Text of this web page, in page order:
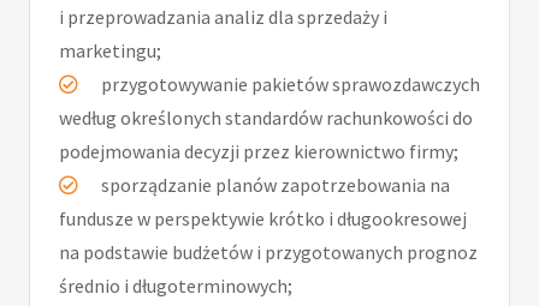
i przeprowadzania analiz dla sprzedaży i
marketingu;
przygotowywanie pakietów sprawozdawczych
według określonych standardów rachunkowości do
podejmowania decyzji przez kierownictwo firmy;
sporządzanie planów zapotrzebowania na
fundusze w perspektywie krótko i długookresowej
na podstawie budżetów i przygotowanych prognoz
średnio i długoterminowych;